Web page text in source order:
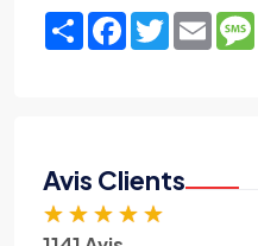
ShareFacebook
TwitterEmail
Avis Clients
★ ★ ★ ★ ★